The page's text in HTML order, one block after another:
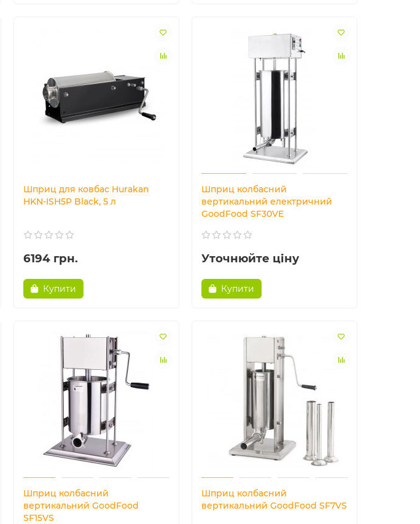
Шприц для ковбас Hurakan
HKN-ISH5P Black, 5 л
6194 грн.
Купити
Шприц колбасний
вертикальний електричний
GoodFood SF30VE
Уточнюйте ціну
Купити
Шприц колбасний
вертикальний GoodFood
SF15VS
Шприц колбасний
вертикальний GoodFood SF7VS